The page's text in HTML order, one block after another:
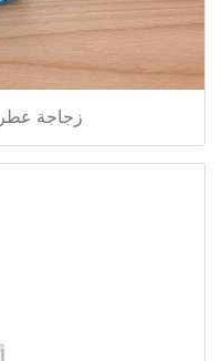
زجاجة عطر 100 مل pw1046